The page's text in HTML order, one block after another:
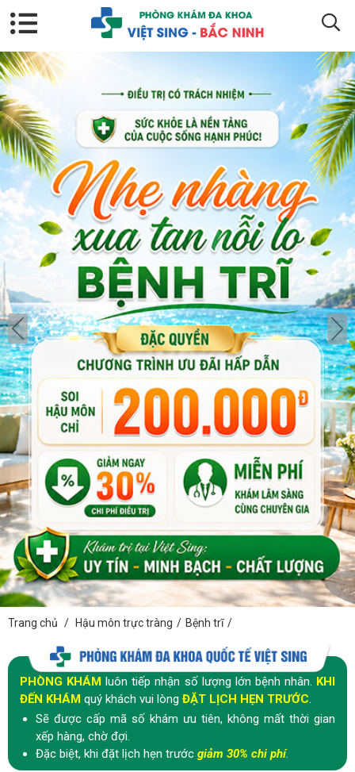
Trang chủ / Hậu môn trực tràng / Bệnh trĩ /
PHÒNG KHÁM luôn tiếp nhận số lượng lớn bệnh nhân. KHI
ĐẾN KHÁM quý khách vui lòng ĐẶT LỊCH HẸN TRƯỚC.
Sẽ được cấp mã số khám ưu tiên, không mất thời gian
xếp hàng, chờ đợi.
Đặc biệt, khi đặt lịch hẹn trước giảm 30% chi phí.